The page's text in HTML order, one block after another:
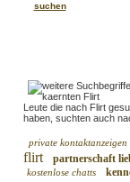
suchen
Leute die nach Flirt
haben, suchten auch
private kontaktanzeigen
flirt
partnerschaft
kostenlose chatts